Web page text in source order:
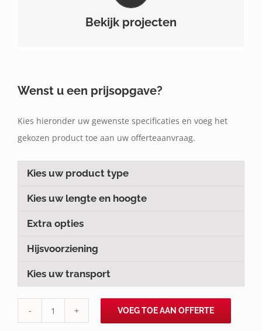
Bekijk projecten
gebruikt werd.
Wenst u een prijsopgave?
Kies hieronder uw gewenste specificaties en voeg het
gekozen product toe aan uw offerteaanvraag.
Kies uw product type
Kies uw lengte en hoogte
Extra opties
Hijsvoorziening
Kies uw transport
VOEG TOE AAN OFFERTE